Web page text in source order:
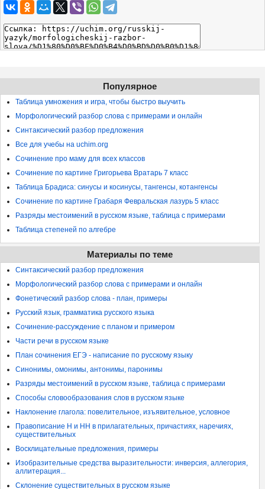
Популярное
Таблица умножения и игра, чтобы быстро выучить
Морфологический разбор слова с примерами и онлайн
Синтаксический разбор предложения
Все для учебы на uchim.org
Сочинение про маму для всех классов
Сочинение по картине Григорьева Вратарь 7 класс
Таблица Брадиса: синусы и косинусы, тангенсы, котангенсы
Сочинение по картине Грабаря Февральская лазурь 5 класс
Разряды местоимений в русском языке, таблица с примерами
Таблица степеней по алгебре
Материалы по теме
Синтаксический разбор предложения
Морфологический разбор слова с примерами и онлайн
Фонетический разбор слова - план, примеры
Русский язык, грамматика русского языка
Сочинение-рассуждение с планом и примером
Части речи в русском языке
План сочинения ЕГЭ - написание по русскому языку
Синонимы, омонимы, антонимы, паронимы
Разряды местоимений в русском языке, таблица с примерами
Способы словообразования слов в русском языке
Наклонение глагола: повелительное, изъявительное, условное
Правописание Н и НН в прилагательных, причастиях, наречиях,
существительных
Восклицательные предложения, примеры
Изобразительные средства выразительности: инверсия, аллегория,
аллитерация...
Склонение существительных в русском языке